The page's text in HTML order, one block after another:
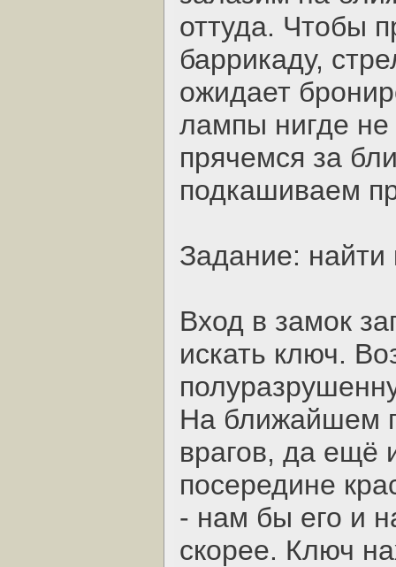
оттуда. Чтобы
баррикаду,
ожидает
лампы нигде не
прячемся за
подкашиваем
Задание: найти
Вход в замок
искать ключ.
На ближайшем
врагов, да ещё
посередине
- нам бы его и
скорее. Ключ